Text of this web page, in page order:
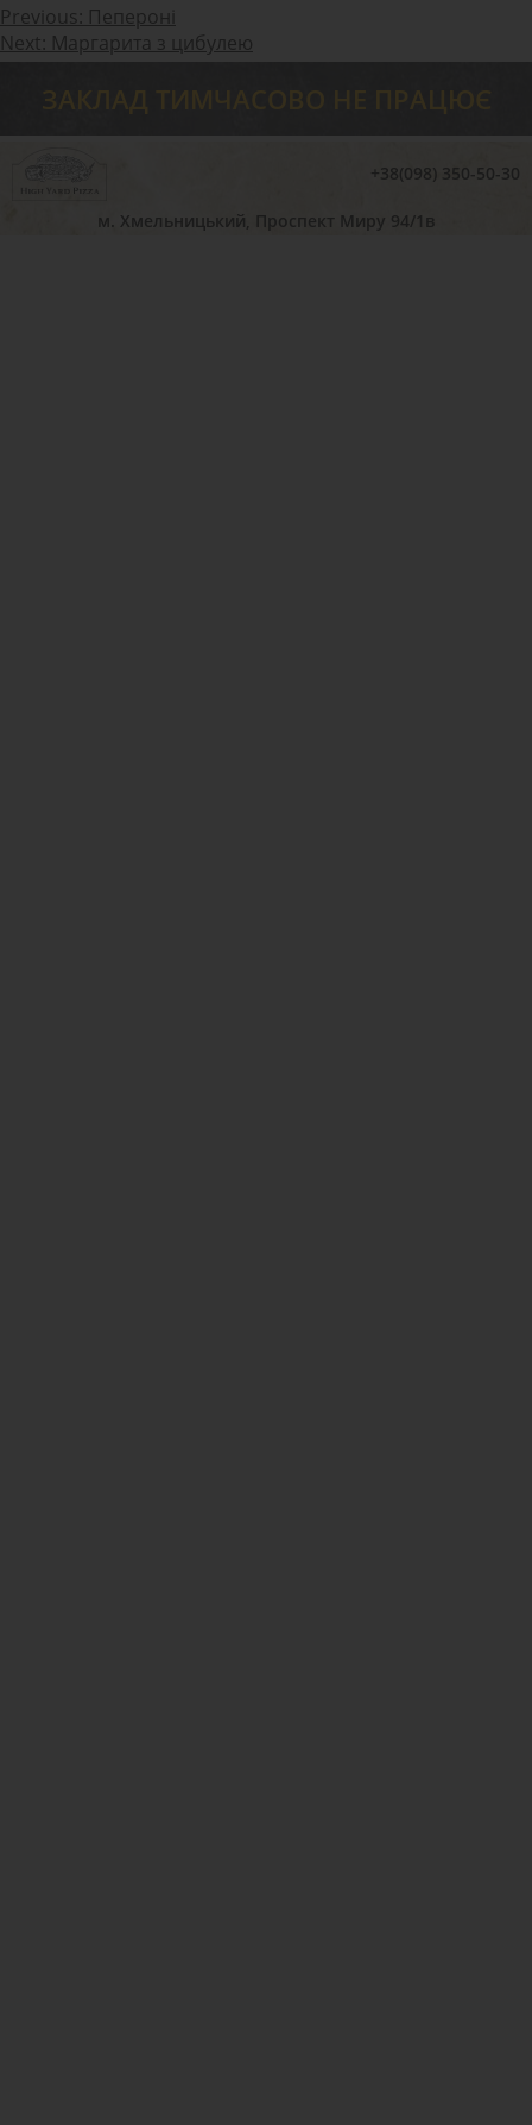
Навігація
записів
Previous: Пепероні
Next: Маргарита з цибулею
ЗАКЛАД ТИМЧАСОВО НЕ ПРАЦЮЄ
+38(098) 350-50-30
м. Хмельницький, Проспект Миру 94/1в